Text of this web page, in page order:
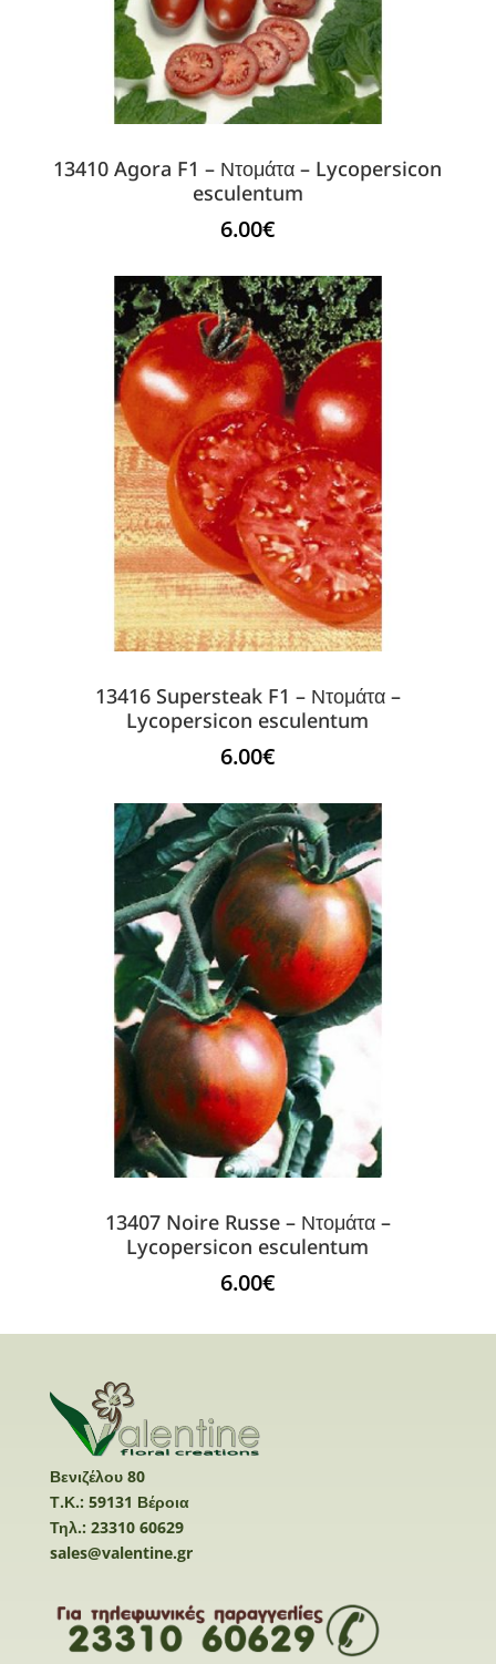
13410 Agora F1 – Ντομάτα – Lycopersicon
esculentum
6.00€
13416 Supersteak F1 – Ντομάτα –
Lycopersicon esculentum
6.00€
13407 Noire Russe – Ντομάτα –
Lycopersicon esculentum
6.00€
Βενιζέλου 80
Τ.Κ.: 59131 Βέροια
Τηλ.: 23310 60629
sales@valentine.gr